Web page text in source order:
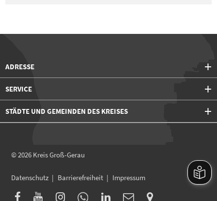
ADRESSE
SERVICE
STÄDTE UND GEMEINDEN DES KREISES
© 2026 Kreis Groß-Gerau
Datenschutz Barrierefreiheit Impressum
     